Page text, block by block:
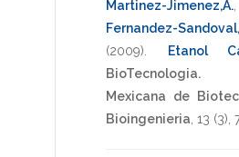
Martinez-Jimenez,A.
Fernandez-
(2009)
Etanol
BioTecnologia.
Mexicana de
Bioingenieria 13 (3),